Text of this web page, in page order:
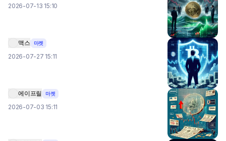
2026-07-13 15:10
맥스 마켓
2026-07-27 15:11
에이프릴 마켓
2026-07-03 15:11